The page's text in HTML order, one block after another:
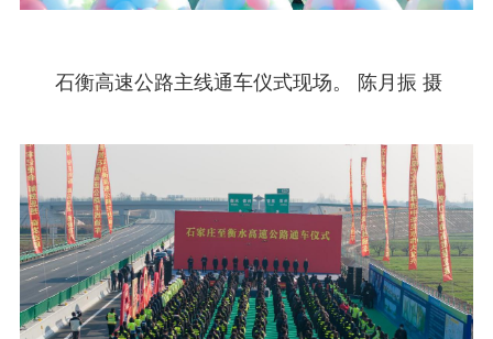
石衡高速公路主线通车仪式现场。 陈月振 摄